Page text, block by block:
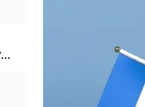
treten Sie mit uns in Verbindung